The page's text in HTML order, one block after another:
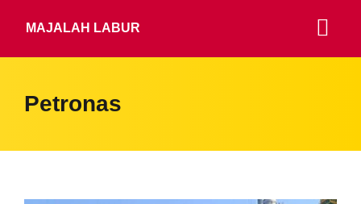
MAJALAH LABUR
Petronas